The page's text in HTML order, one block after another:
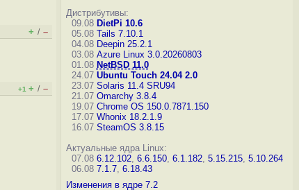
+ / –
+1 + / –
Дистрибутивы:
09.08 DietPi 10.6
05.08 Tails 7.10.1
04.08 Deepin 25.2.1
03.08 Azure Linux 3.0.20260803
01.08 NetBSD 11.0
24.07 Ubuntu Touch 24.04 2.0
23.07 Solaris 11.4 SRU94
21.07 Omarchy 3.8.4
19.07 Chrome OS 150.0.7871.150
17.07 Whonix 18.2.1.9
16.07 SteamOS 3.8.15
Актуальные ядра Linux:
07.08 6.12.102, 6.6.150, 6.1.182, 5.15.215, 5.10.264
06.08 7.1.7, 6.18.43
Изменения в ядре 7.2